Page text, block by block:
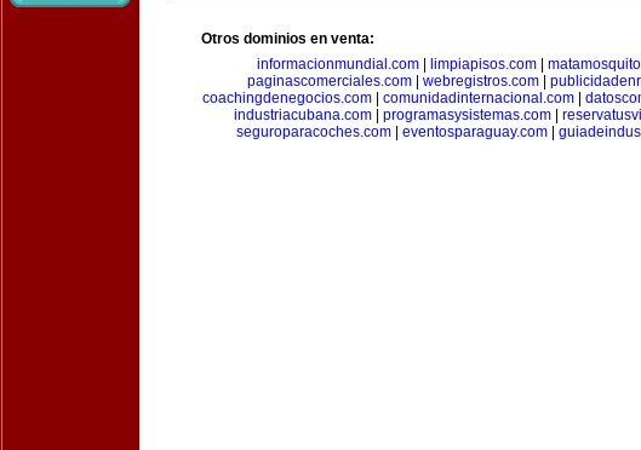
Otros dominios en venta:
informacionmundial.com| limpiapisos.com|
paginascomerciales.com| webregistros.com|
coachingdenegocios.com
comunidadinternacional.com
industriacubana.com
programasysistemas.com
seguroparacoches.com| eventosparaguay.com|